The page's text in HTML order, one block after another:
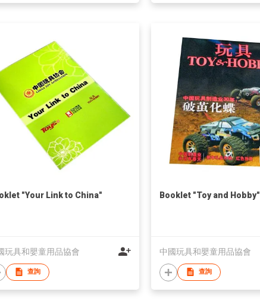
"Your Link to China"
玩具和嬰童用品協會
查詢
Booklet "Toy and Hobby"
中國玩具和嬰童用品協會
查詢